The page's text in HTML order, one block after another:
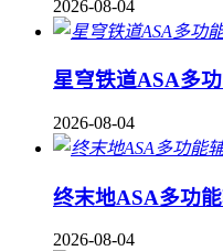
2026-08-04
星穹铁道ASA多
2026-08-04
终末地ASA多功
2026-08-04